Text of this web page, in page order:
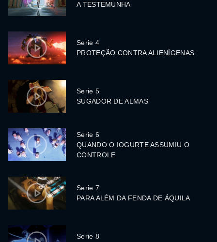
A TESTEMUNHA
Serie 4
PROTEÇÃO CONTRA ALIENÍGENAS
Serie 5
SUGADOR DE ALMAS
Serie 6
QUANDO O IOGURTE ASSUMIU O
CONTROLE
Serie 7
PARA ALÉM DA FENDA DE ÁQUILA
Serie 8